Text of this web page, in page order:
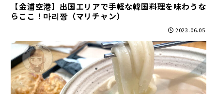
【金浦空港】出国エリアで手軽な韓国料理を味わうな
らここ！마리짱（マリチャン）
2023.06.05